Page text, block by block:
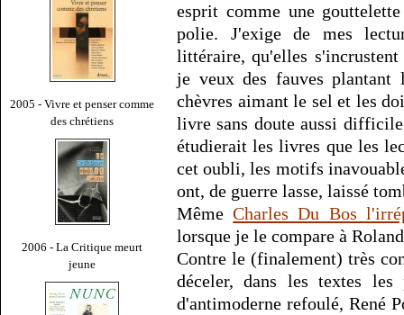
2005 - Vivre et penser comme
des chrétiens
2006 - La Critique meurt
jeune
esprit comme une
polie. J'exige de mes
littéraire, qu'elles
je veux des fauves plantant
chèvres aimant le sel et les
livre sans doute aussi
étudierait les livres que les
cet oubli, les motifs
ont, de guerre lasse, laissé
MêmeCharles Du Bos
lorsque je le compare à
Contre le (finalement) très
déceler, dans les textes
d'antimoderne refoulé, René